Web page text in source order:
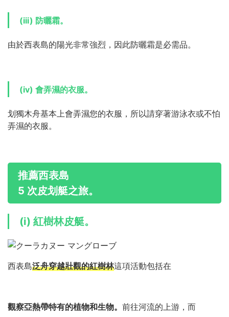
(iii) 防曬霜。
由於西表島的陽光非常強烈，因此防曬霜是必需品。
(iv) 會弄濕的衣服。
划獨木舟基本上會弄濕您的衣服，所以請穿著游泳衣或不怕
弄濕的衣服。
推薦西表島
5 次皮划艇之旅。
(i) 紅樹林皮艇。
西表島泛舟穿越壯觀的紅樹林這項活動包括在
觀察亞熱帶特有的植物和生物。 前往河流的上游，而